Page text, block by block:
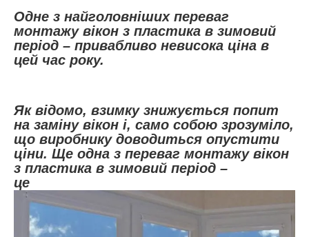
Одне з найголовніших переваг
монтажу вікон з пластика в зимовий
період – привабливо невисока ціна в
цей час року.
Як відомо, взимку знижується попит
на заміну вікон і, само собою зрозуміло,
що виробнику доводиться опустити
ціни. Ще одна з переваг монтажу вікон
з пластика в зимовий період –
це